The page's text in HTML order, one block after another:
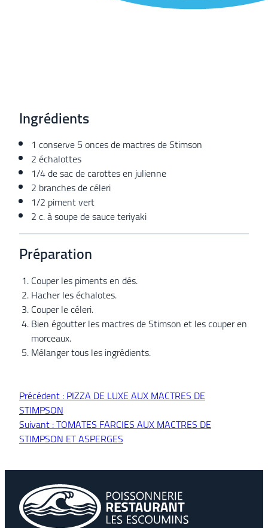
Ingrédients
1 conserve 5 onces de mactres de Stimson
2 échalottes
1/4 de sac de carottes en julienne
2 branches de céleri
1/2 piment vert
2 c. à soupe de sauce teriyaki
Préparation
Couper les piments en dés.
Hacher les échalotes.
Couper le céleri.
Bien égoutter les mactres de Stimson et les couper en
morceaux.
Mélanger tous les ingrédients.
Précédent :PIZZA DE LUXE AUX MACTRES DE
STIMPSON
Suivant :TOMATES FARCIES AUX MACTRES DE
STIMPSON ET ASPERGES